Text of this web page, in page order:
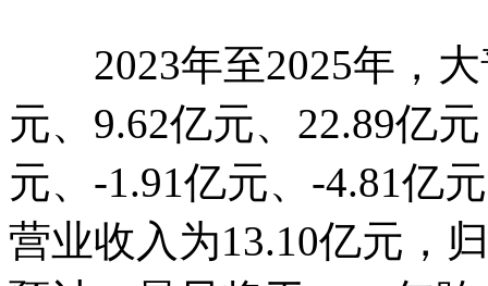
2023年至2025年，大
元、9.62亿元、22.89亿
元、-1.91亿元、-4.81亿
营业收入为13.10亿元，